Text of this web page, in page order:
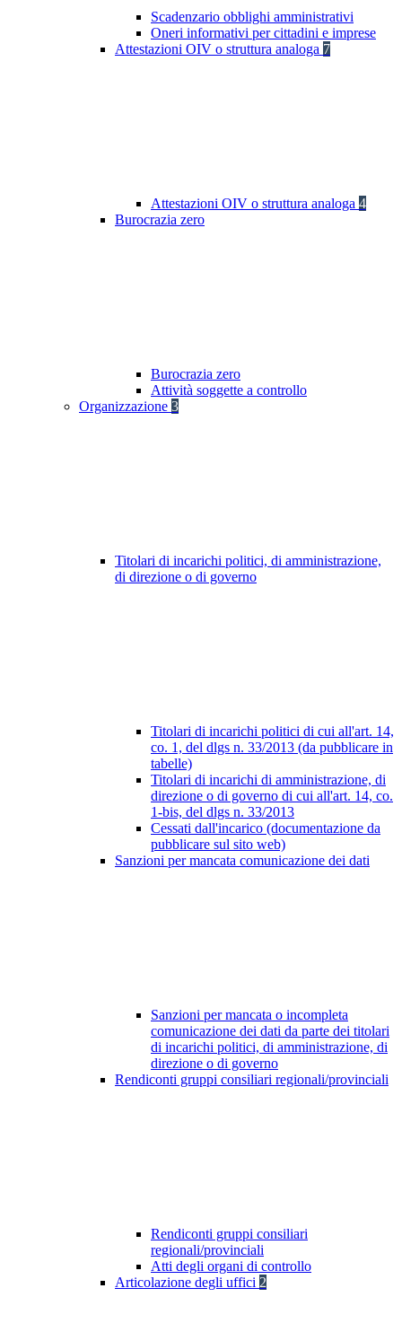
Scadenzario obblighi amministrativi
Oneri informativi per cittadini e imprese
Attestazioni OIV o struttura analoga 7
Attestazioni OIV o struttura analoga 4
Burocrazia zero
Burocrazia zero
Attività soggette a controllo
Organizzazione 3
Titolari di incarichi politici, di amministrazione,
di direzione o di governo
Titolari di incarichi politici di cui all'art. 14,
co. 1, del dlgs n. 33/2013 (da pubblicare in
tabelle)
Titolari di incarichi di amministrazione, di
direzione o di governo di cui all'art. 14, co.
1-bis, del dlgs n. 33/2013
Cessati dall'incarico (documentazione da
pubblicare sul sito web)
Sanzioni per mancata comunicazione dei dati
Sanzioni per mancata o incompleta
comunicazione dei dati da parte dei titolari
di incarichi politici, di amministrazione, di
direzione o di governo
Rendiconti gruppi consiliari regionali/provinciali
Rendiconti gruppi consiliari
regionali/provinciali
Atti degli organi di controllo
Articolazione degli uffici 2